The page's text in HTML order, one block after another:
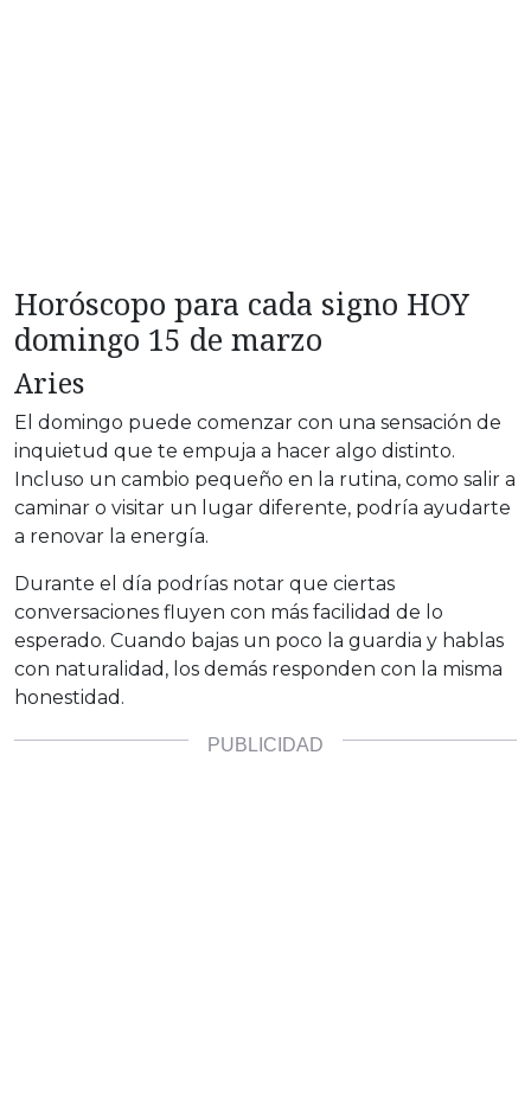
Horóscopo para cada signo HOY
domingo 15 de marzo
Aries
El domingo puede comenzar con una sensación de
inquietud que te empuja a hacer algo distinto.
Incluso un cambio pequeño en la rutina, como salir a
caminar o visitar un lugar diferente, podría ayudarte
a renovar la energía.
Durante el día podrías notar que ciertas
conversaciones fluyen con más facilidad de lo
esperado. Cuando bajas un poco la guardia y hablas
con naturalidad, los demás responden con la misma
honestidad.